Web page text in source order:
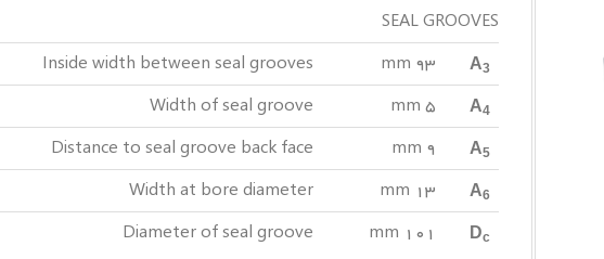
SEAL GROOVES
A3 ۹۳ mm Inside width between seal grooves
A4 ۵ mm Width of seal groove
A5 ۹ mm Distance to seal groove back face
A6 ۱۳ mm Width at bore diameter
Dc ۱۰۱ mm Diameter of seal groove